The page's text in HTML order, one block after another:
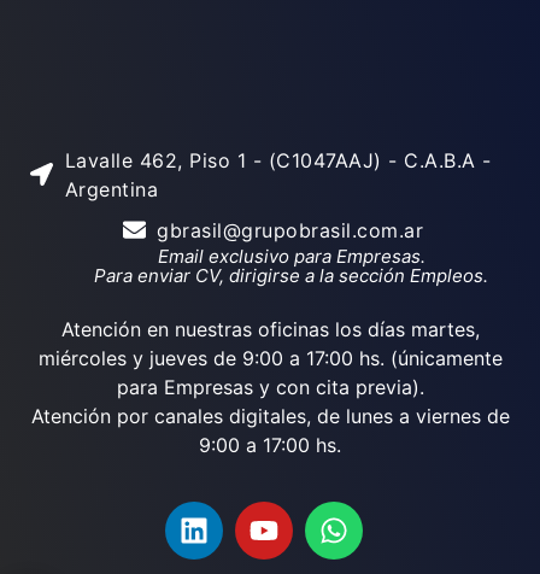
Lavalle 462, Piso 1 - (C1047AAJ) - C.A.B.A -
Argentina
gbrasil@grupobrasil.com.ar
Email exclusivo para Empresas.
Para enviar CV, dirigirse a la sección Empleos.
Atención en nuestras oficinas los días martes,
miércoles y jueves de 9:00 a 17:00 hs. (únicamente
para Empresas y con cita previa).
Atención por canales digitales, de lunes a viernes de
9:00 a 17:00 hs.